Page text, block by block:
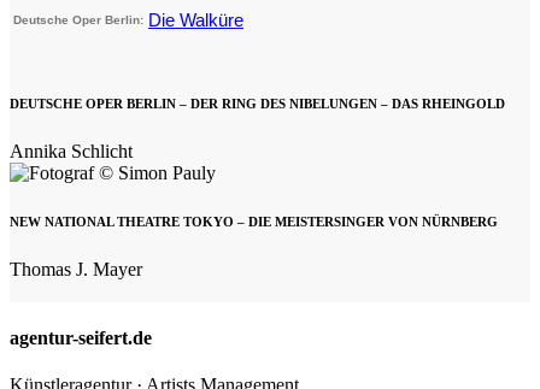
Deutsche Oper Berlin: Die Walküre
DEUTSCHE OPER BERLIN – DER RING DES NIBELUNGEN – DAS RHEINGOLD
Annika Schlicht
NEW NATIONAL THEATRE TOKYO – DIE MEISTERSINGER VON NÜRNBERG
Thomas J. Mayer
agentur-seifert.de